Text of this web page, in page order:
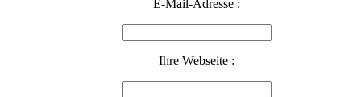
E-Mail-Adresse :
Ihre Webseite :